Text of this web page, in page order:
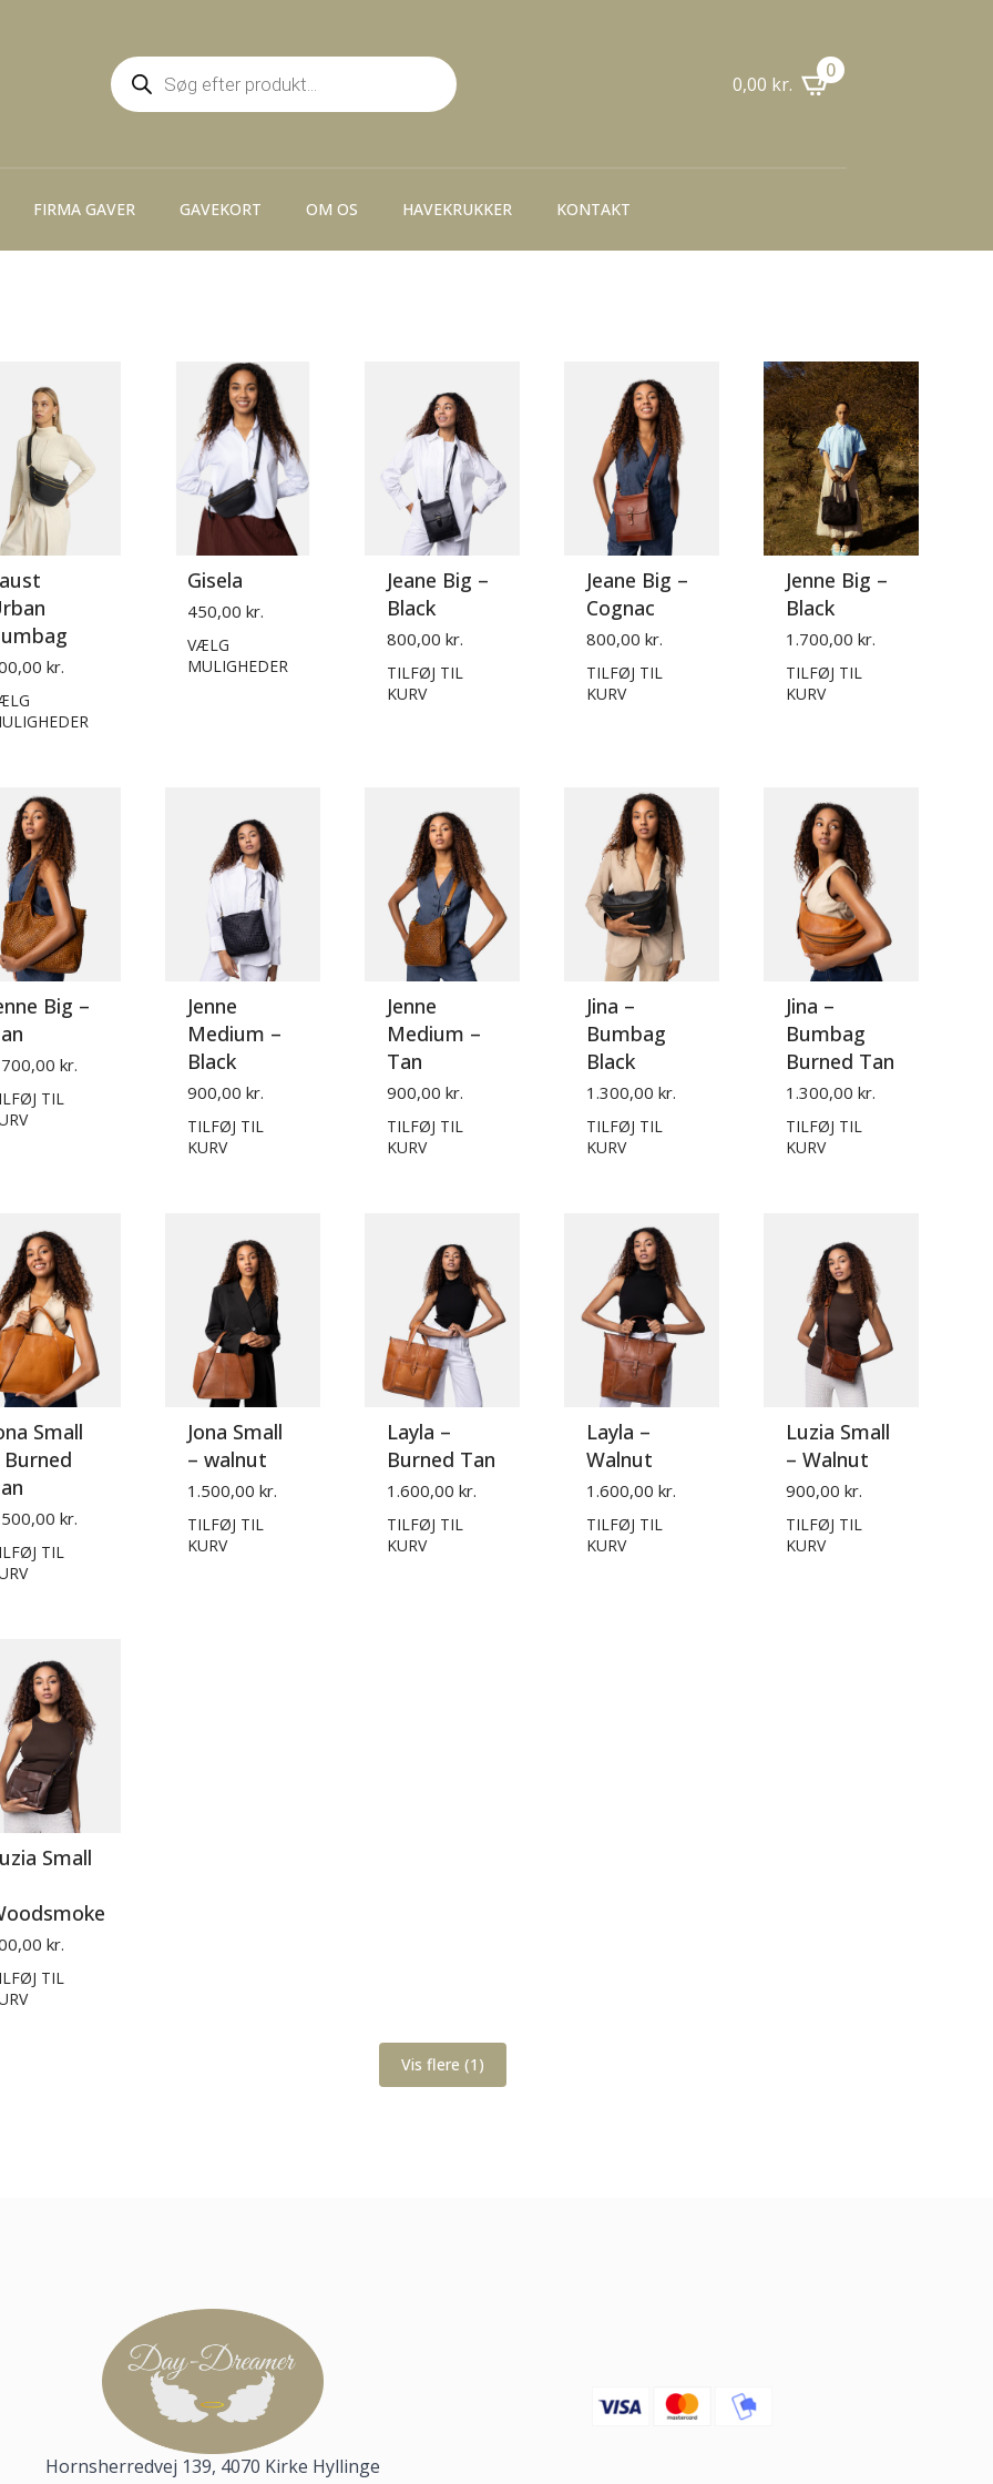
Products
search 0,00 kr.
0
FIRMA GAVER GAVEKORT OM OS HAVEKRUKKER KONTAKT
kr.
Gisela
450,00 kr.
VÆLG
MULIGHEDER
Jeane Big –
Black
800,00 kr.
TILFØJ TIL
KURV
Jeane Big –
Cognac
800,00 kr.
TILFØJ TIL
KURV
Jenne Big –
Black
1.700,00 kr.
TILFØJ TIL
KURV
Big –
kr.
TIL
Jenne
Medium –
Black
900,00 kr.
TILFØJ TIL
KURV
Jenne
Medium –
Tan
900,00 kr.
TILFØJ TIL
KURV
Jina –
Bumbag
Black
1.300,00 kr.
TILFØJ TIL
KURV
Jina –
Bumbag
Burned Tan
1.300,00 kr.
TILFØJ TIL
KURV
Small
Burned
kr.
TIL
Jona Small
– walnut
1.500,00 kr.
TILFØJ TIL
KURV
Layla –
Burned Tan
1.600,00 kr.
TILFØJ TIL
KURV
Layla –
Walnut
1.600,00 kr.
TILFØJ TIL
KURV
Luzia Small
– Walnut
900,00 kr.
TILFØJ TIL
KURV
Small
kr.
TIL
Vis flere (1)
Hornsherredvej 139, 4070 Kirke Hyllinge